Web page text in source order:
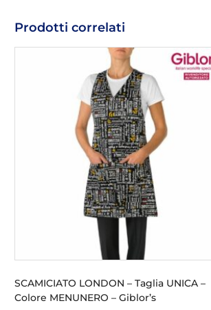
Prodotti correlati
SCAMICIATO LONDON – Taglia UNICA –
Colore MENUNERO – Giblor’s